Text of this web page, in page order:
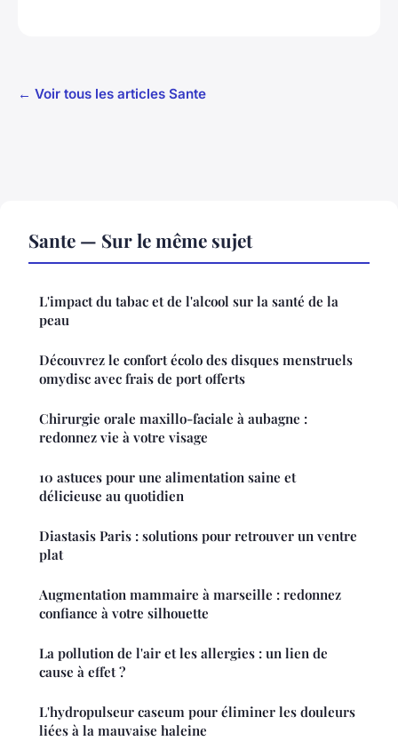
← Voir tous les articles Sante
Sante — Sur le même sujet
L'impact du tabac et de l'alcool sur la santé de la
peau
Découvrez le confort écolo des disques menstruels
omydisc avec frais de port offerts
Chirurgie orale maxillo-faciale à aubagne :
redonnez vie à votre visage
10 astuces pour une alimentation saine et
délicieuse au quotidien
Diastasis Paris : solutions pour retrouver un ventre
plat
Augmentation mammaire à marseille : redonnez
confiance à votre silhouette
La pollution de l'air et les allergies : un lien de
cause à effet ?
L'hydropulseur caseum pour éliminer les douleurs
liées à la mauvaise haleine